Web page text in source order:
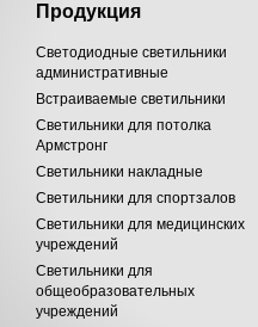
Продукция
Светодиодные светильники
административные
Встраиваемые светильники
Светильники для потолка
Армстронг
Светильники накладные
Светильники для спортзалов
Светильники для медицинских
учреждений
Светильники для
общеобразовательных
учреждений